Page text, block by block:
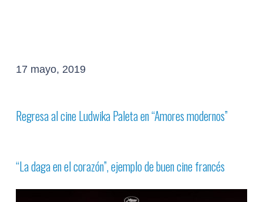
17 mayo, 2019
Regresa al cine Ludwika Paleta en“Amores modernos”
“La daga en el corazón”,ejemplo de buen cine francés